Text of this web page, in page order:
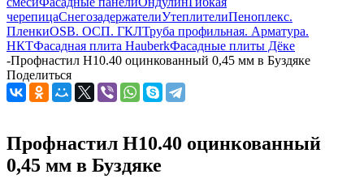
черепицаСнегозадержателиУтеплителиПеноплекс.
ПленкиOSB. ОСП. ГКЛТруба профильная. Арматура.
НКТФасадная плита HauberkФасадные плиты Дёке
-Профнастил Н10.40 оцинкованный 0,45 мм в Буздяке
Поделиться
Профнастил Н10.40 оцинкованный
0,45 мм в Буздяке